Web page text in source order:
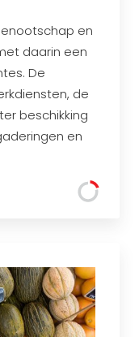
en
daarin een
De
de
beschikking
en